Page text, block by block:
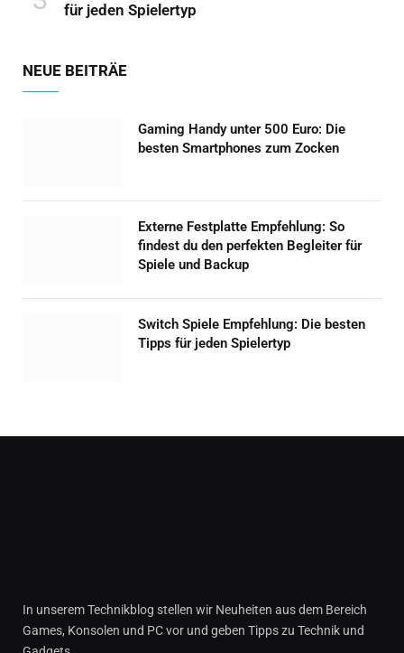
für jeden Spielertyp
NEUE BEITRÄE
Gaming Handy unter 500 Euro: Die
besten Smartphones zum Zocken
Externe Festplatte Empfehlung: So
findest du den perfekten Begleiter für
Spiele und Backup
Switch Spiele Empfehlung: Die besten
Tipps für jeden Spielertyp
In unserem Technikblog stellen wir Neuheiten aus dem Bereich
Games, Konsolen und PC vor und geben Tipps zu Technik und